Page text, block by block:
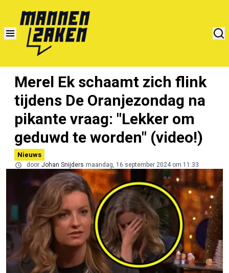
Merel Ek schaamt zich flink
tijdens De Oranjezondag na
pikante vraag: "Lekker om
geduwd te worden" (video!)
Nieuws
door Johan Snijders maandag, 16 september 2024 om 11:33